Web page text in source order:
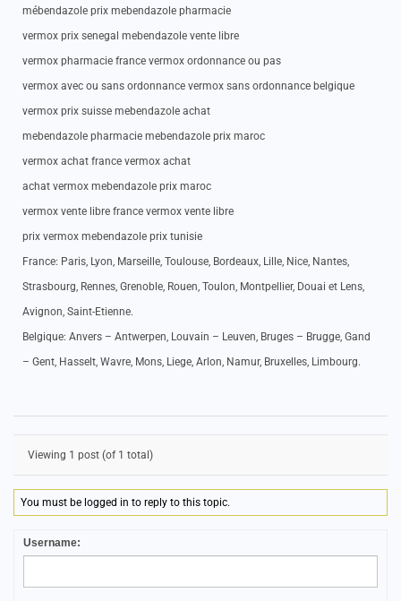
mébendazole prix mebendazole pharmacie
vermox prix senegal mebendazole vente libre
vermox pharmacie france vermox ordonnance ou pas
vermox avec ou sans ordonnance vermox sans ordonnance belgique
vermox prix suisse mebendazole achat
mebendazole pharmacie mebendazole prix maroc
vermox achat france vermox achat
achat vermox mebendazole prix maroc
vermox vente libre france vermox vente libre
prix vermox mebendazole prix tunisie
France: Paris, Lyon, Marseille, Toulouse, Bordeaux, Lille, Nice, Nantes,
Strasbourg, Rennes, Grenoble, Rouen, Toulon, Montpellier, Douai et Lens,
Avignon, Saint-Etienne.
Belgique: Anvers – Antwerpen, Louvain – Leuven, Bruges – Brugge, Gand
– Gent, Hasselt, Wavre, Mons, Liege, Arlon, Namur, Bruxelles, Limbourg.
Viewing 1 post (of 1 total)
You must be logged in to reply to this topic.
Username: